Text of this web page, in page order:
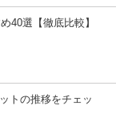
40選【徹底比較】
トの推移をチェッ